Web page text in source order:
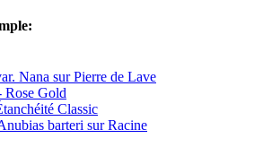
Nana sur Pierre de Lave
Gold
Classic
barteri sur Racine